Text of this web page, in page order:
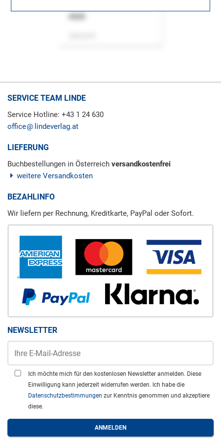
SERVICE TEAM LINDE
Service Hotline: +43 1 24 630
office
lindeverlag.at
LIEFERUNG
Buchbestellungen in Österreich versandkostenfrei
weitere Versandkosten
BEZAHLINFO
Wir liefern per Rechnung, Kreditkarte, PayPal oder Sofort.
NEWSLETTER
Ich möchte mich für den kostenlosen Newsletter anmelden. Diese
Einwilligung kann jederzeit widerrufen werden. Ich habe die
Datenschutzbestimmungen zur Kenntnis genommen und akzeptiere
diese.